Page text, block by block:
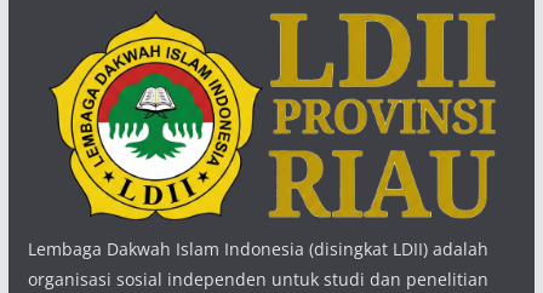
Lembaga Dakwah Islam Indonesia (disingkat LDII) adalah
organisasi sosial independen untuk studi dan penelitian